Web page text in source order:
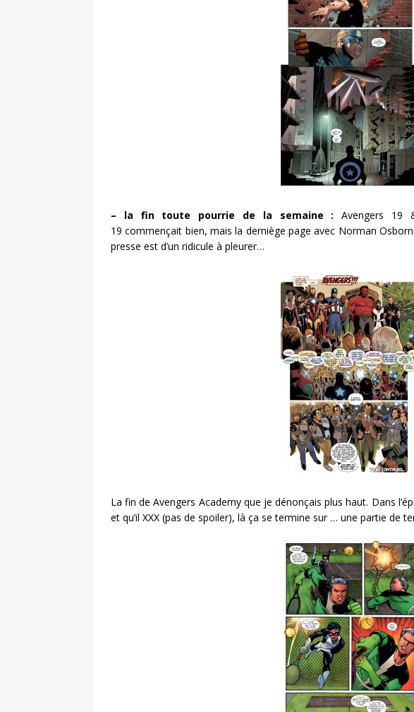
– la fin toute pourrie de la semaine : Avengers 19
19 commençait bien, mais la derniège page avec Norman
presse est d’un ridicule à pleurer…
La fin de Avengers Academy que je dénonçais plus haut. Dans
et qu’il XXX (pas de spoiler), là ça se termine sur … une partie de